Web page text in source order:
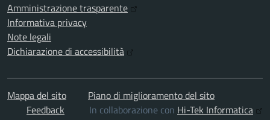
Amministrazione trasparente
Informativa privacy
Note legali
Dichiarazione di accessibilità
Mappa del sito
Piano di miglioramento del sito
Feedback
In collaborazione con Hi-Tek Informatica